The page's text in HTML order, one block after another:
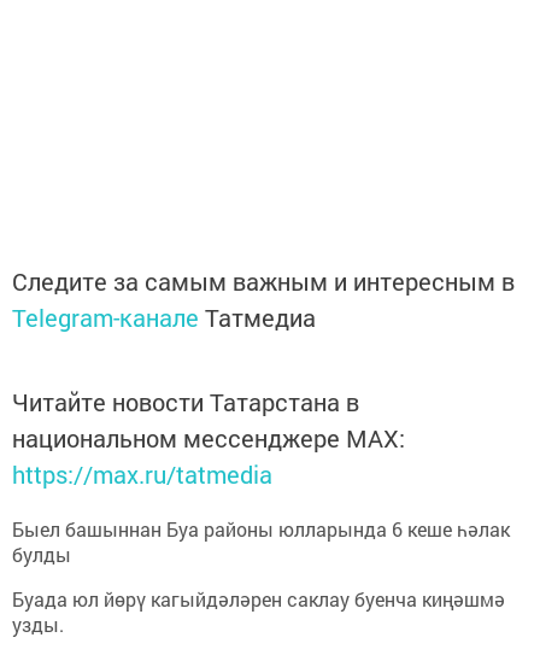
Следите за самым важным и интересным в
Telegram-канале Татмедиа
Читайте новости Татарстана в
национальном мессенджере MАХ:
https://max.ru/tatmedia
Быел башыннан Буа районы юлларында 6 кеше һәлак
булды
Буада юл йөрү кагыйдәләрен саклау буенча киңәшмә
узды.